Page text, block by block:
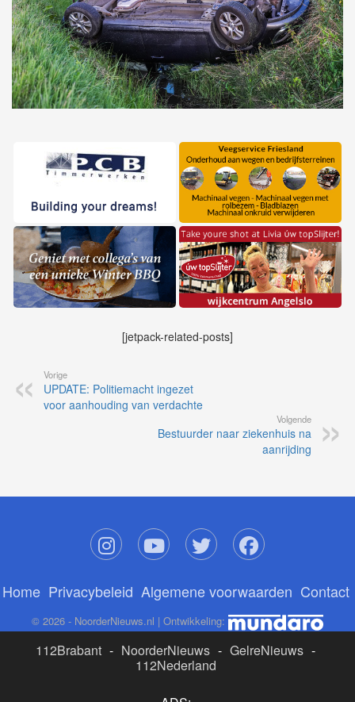
[jetpack-related-posts]
Vorige
UPDATE: Politiemacht ingezet
voor aanhouding van verdachte
Volgende
Bestuurder naar ziekenhuis na
aanrijding
Home Privacybeleid Algemene voorwaarden Contact
© 2026 - NoorderNieuws.nl | Ontwikkeling:
112Brabant - NoorderNieuws - GelreNieuws -
112Nederland